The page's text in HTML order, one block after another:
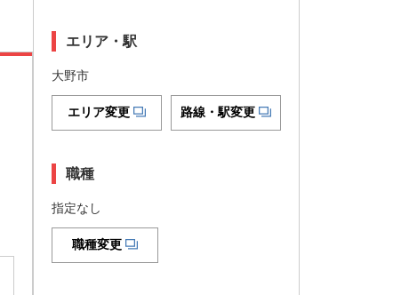
エリア・駅
大野市
エリア変更 路線・駅変更
職種
指定なし
職種変更